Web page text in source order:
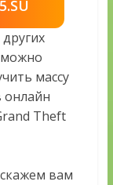
можно
массу
онлайн
Theft
вам